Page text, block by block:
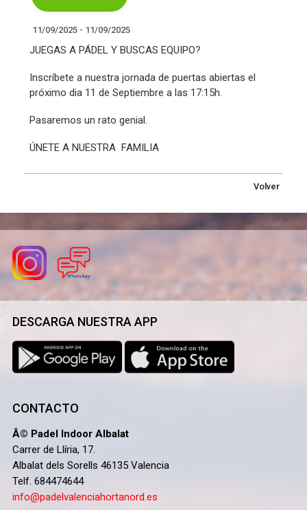
11/09/2025 - 11/09/2025
JUEGAS A PÁDEL Y BUSCAS EQUIPO?
Inscríbete a nuestra jornada de puertas abiertas el
próximo dia 11 de Septiembre a las 17:15h.
Pasaremos un rato genial.
ÚNETE A NUESTRA FAMILIA
Volver
DESCARGA NUESTRA APP
CONTACTO
Â© Padel Indoor Albalat
Carrer de Llíria, 17.
Albalat dels Sorells 46135 Valencia
Telf. 684474644
info@padelvalenciahortanord.es